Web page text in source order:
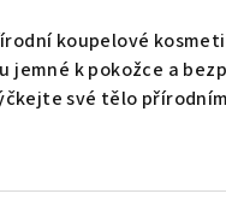
koupelové
jemné k pokožce a
své tělo